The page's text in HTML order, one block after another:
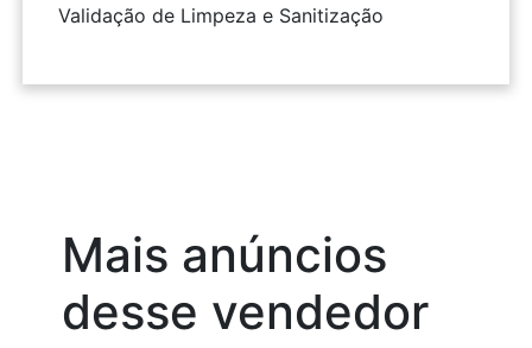
Validação de Limpeza e Sanitização
Mais anúncios
desse vendedor